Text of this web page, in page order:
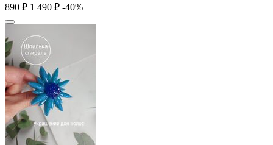
‍890‍ ₽ 1 490 ₽ -40%